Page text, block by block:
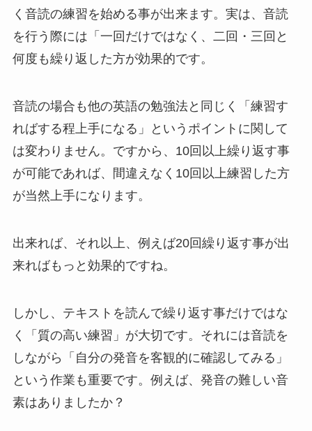
く音読の練習を始める事が出来ます。実は、音読
を行う際には「一回だけではなく、二回・三回と
何度も繰り返した方が効果的です。
音読の場合も他の英語の勉強法と同じく「練習す
ればする程上手になる」というポイントに関して
は変わりません。ですから、10回以上繰り返す事
が可能であれば、間違えなく10回以上練習した方
が当然上手になります。
出来れば、それ以上、例えば20回繰り返す事が出
来ればもっと効果的ですね。
しかし、テキストを読んで繰り返す事だけではな
く「質の高い練習」が大切です。それには音読を
しながら「自分の発音を客観的に確認してみる」
という作業も重要です。例えば、発音の難しい音
素はありましたか？